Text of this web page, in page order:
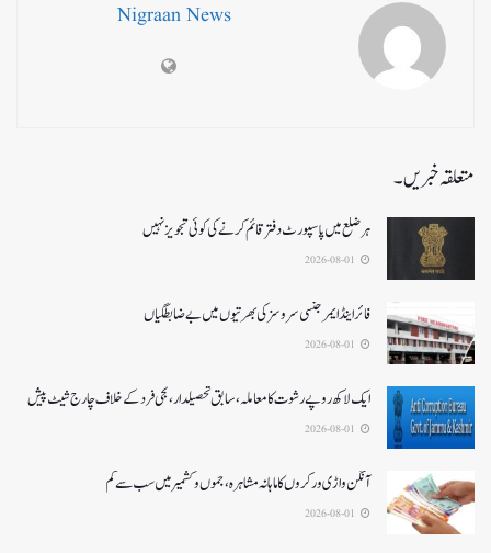
Nigraan News
متعلقہ خبریں۔
ہر ضلع میں پاسپورٹ دفتر قائم کرنے کی کوئی تجویز نہیں
فائر اینڈ ایمرجنسی سروسزکی بھرتیوں میں بے ضابطگیاں
ایک لاکھ روپے رشوت کا معاملہ،سابق تحصیلدار، نجی فرد کے خلاف چارج شیٹ پیش
آنگن واڑی ورکروں کا ماہانہ مشاہرہ، جموں و کشمیر میں سب سے کم